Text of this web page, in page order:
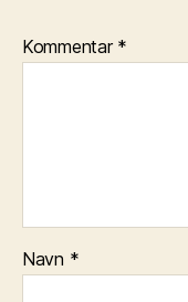
Kommentar *
Navn *